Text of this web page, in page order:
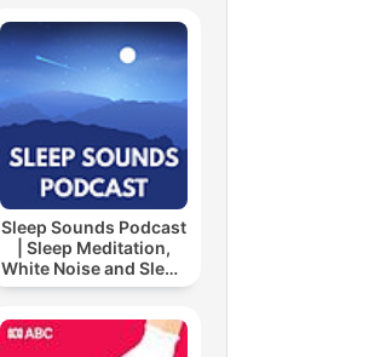
Meditation
Sleep Sounds Podcast
| Sleep Meditation,
White Noise and Sleep
Music